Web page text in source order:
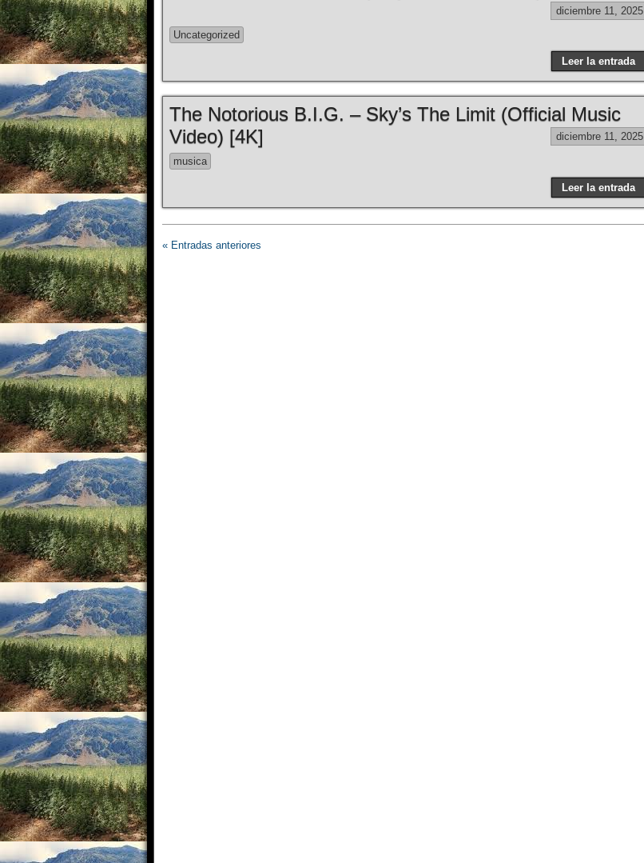
diciembre 11, 2025
Uncategorized
Leer la entrada
The Notorious B.I.G. – Sky’s The Limit (Official Music
Video) [4K]
diciembre 11, 2025
musica
Leer la entrada
« Entradas anteriores